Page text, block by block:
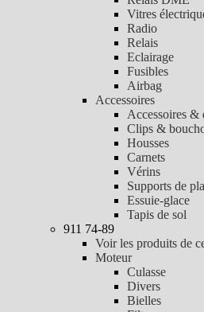
Vitres
Radio
Relais
Eclairage
Fusibles
Airbag
Accessoires
Accessoires &
Clips &
Housses
Carnets
Vérins
Supports de
Essuie-glace
Tapis de sol
911 74-89
Voir les produits de
Moteur
Culasse
Divers
Bielles